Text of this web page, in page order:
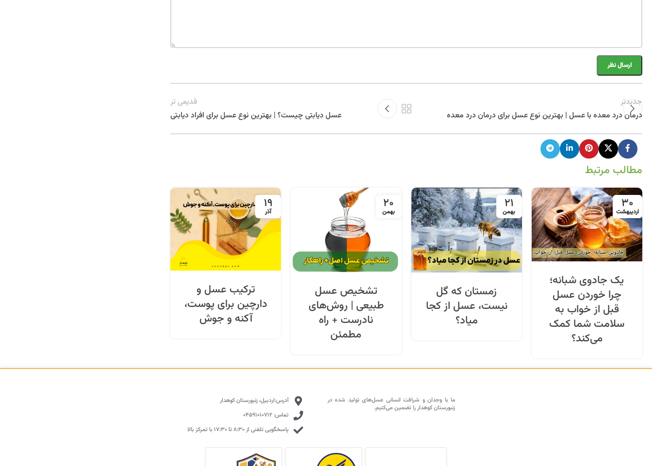
جدیدتر
درمان درد معده با عسل | بهترین نوع عسل برای درمان درد معده
قدیمی تر
عسل دیابتی چیست؟ | بهترین نوع عسل برای افراد دیابتی
مطالب مرتبط
30
اردیبهشت
یک جادوی شبانه؛
چرا خوردن عسل
قبل از خواب به
سلامت شما کمک
می‌کند؟
21
بهمن
زمستان که گل
نیست، عسل از کجا
میاد؟
20
بهمن
تشخیص عسل
طبیعی | روش‌های
نادرست + راه
مطمئن
19
آذر
ترکیب عسل و
دارچین برای پوست،
آکنه و جوش
آدرس:اردبیل، زنبورستان کوهدار
تماس: 04591010712
پاسخگویی تلفنی از ۸:۳۰ تا ۱۷:۳۰ با تمرکز بالا
ما با وجدان و شرافت انسانی عسل‌های تولید شده در
زنبورستان کوهدار را تضمین می‌کنیم.